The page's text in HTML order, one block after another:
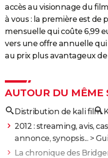
accès au visionnage du
à vous : la première est de
mensuelle qui coûte 6,99
vers une offre annuelle
au prix plus avantageux
AUTOUR DU MÊME
Distribution de kali film
2012 : streaming, avis,
annonce, synopsis... >
La chronique des